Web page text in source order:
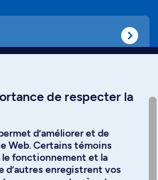
de respecter la
d’améliorer et de
Web. Certains témoins
fonctionnement et la
d’autres enregistrent vos